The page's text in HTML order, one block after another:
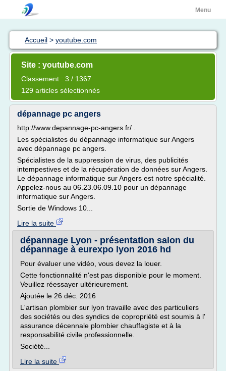
Menu
Accueil > youtube.com
Site : youtube.com
Classement : 3 / 1367
129 articles sélectionnés
dépannage pc angers
http://www.depannage-pc-angers.fr/ .
Les spécialistes du dépannage informatique sur Angers
avec dépannage pc angers.
Spécialistes de la suppression de virus, des publicités
intempestives et de la récupération de données sur Angers.
Le dépannage informatique sur Angers est notre spécialité.
Appelez-nous au 06.23.06.09.10 pour un dépannage
informatique sur Angers.
Sortie de Windows 10...
Lire la suite
dépannage Lyon - présentation salon du
dépannage à eurexpo lyon 2016 hd
Pour évaluer une vidéo, vous devez la louer.
Cette fonctionnalité n'est pas disponible pour le moment.
Veuillez réessayer ultérieurement.
Ajoutée le 26 déc. 2016
L'artisan plombier sur lyon travaille avec des particuliers
des sociétés ou des syndics de copropriété est soumis à l'
assurance décennale plombier chauffagiste et à la
responsabilité civile professionnelle.
Société...
Lire la suite